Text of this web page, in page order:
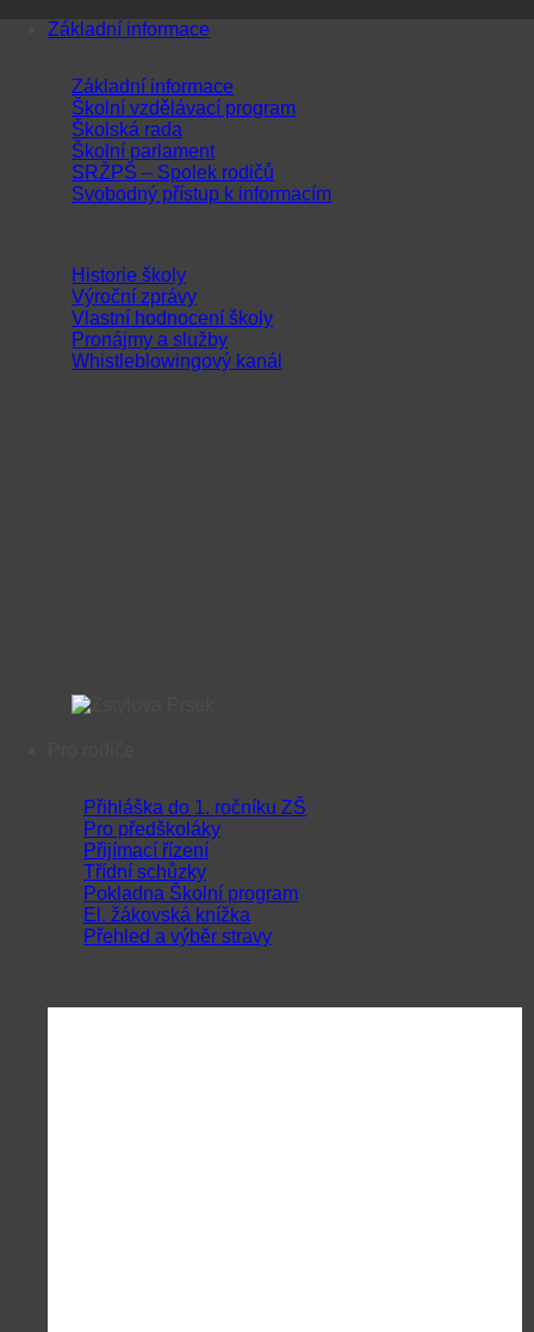
PřeskočitZákladní informace
Základní informace
Školní vzdělávací program
Školská rada
Školní parlament
SRŽPŠ – Spolek rodičů
Svobodný přístup k informacím
Historie školy
Výroční zprávy
Vlastní hodnocení školy
Pronájmy a služby
Whistleblowingový kanál
Přihláška do 1. ročníku ZŠ
Pro předškoláky
Přijímací řízení
Třídní schůzky
Pokladna Školní program
El. žákovská knížka
Přehled a výběr stravy